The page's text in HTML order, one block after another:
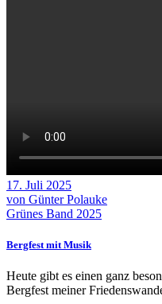
17. Juli 2025
von Günter Polauke
Grünes Band 2025
Bergfest mit Musik
Heute gibt es einen ganz
Bergfest meiner